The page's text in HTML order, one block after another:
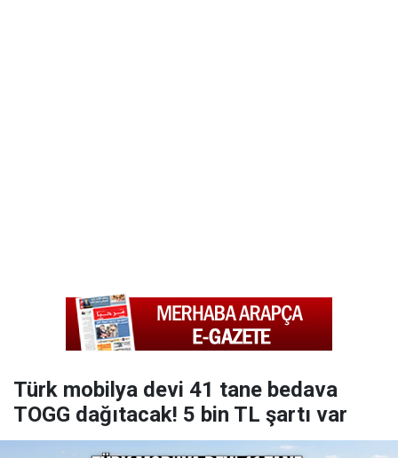
Türk mobilya devi 41 tane bedava
TOGG dağıtacak! 5 bin TL şartı var